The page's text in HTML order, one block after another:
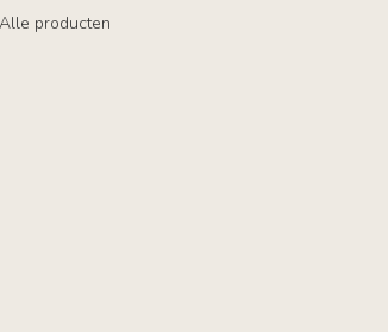
Alle producten